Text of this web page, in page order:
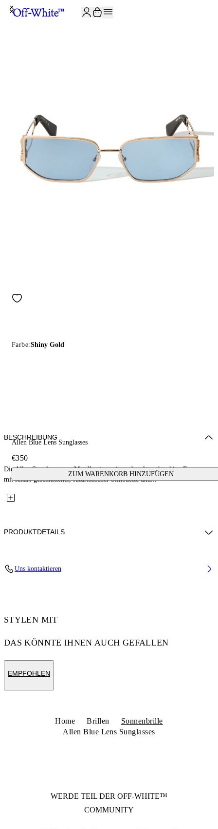
Farbe:Shiny Gold
Allen Blue Lens Sunglasses
€350
ZUM WARENKORB HINZUFÜGEN
BESCHREIBUNG
Die Allen Sunglasses aus Metall zeigen eine schmale rechteckige Fassung
mit scharf geschnittener, futuristischer Silhouette und...
PRODUKTDETAILS
Bridge Width: 18 mm
Uns kontaktieren
STYLEN MIT
DAS KÖNNTE IHNEN AUCH GEFALLEN
EMPFOHLEN
Home Brillen
Sonnenbrille
Allen Blue Lens Sunglasses
WERDE TEIL DER OFF-WHITE™
COMMUNITY